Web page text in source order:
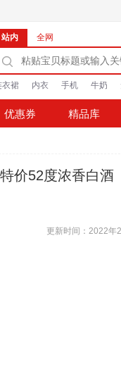
站内 全网
衣裙 内衣 手机 牛奶
优惠券 精品库
价52度浓香白酒
更新时间：2022年